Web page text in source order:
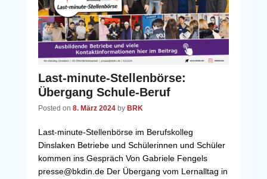
Last-minute-Stellenbörse:
Übergang Schule-Beruf
Posted on 8. März 2024 by BRK
Last-minute-Stellenbörse im Berufskolleg
Dinslaken Betriebe und Schülerinnen und Schüler
kommen ins Gespräch Von Gabriele Fengels
presse@bkdin.de Der Übergang vom Lernalltag in